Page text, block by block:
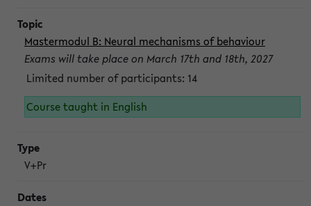
Mastermodul B: Neural mechanisms of behaviour
Exams will take place on March 17th and 18th, 2027
Limited number of participants: 14
Course taught in English
V+Pr